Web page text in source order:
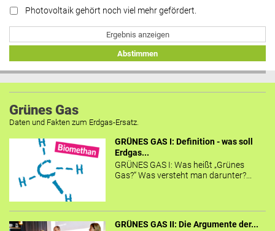
Photovoltaik gehört noch viel mehr gefördert.
Ergebnis anzeigen
Abstimmen
Grünes Gas
Daten und Fakten zum Erdgas-Ersatz.
GRÜNES GAS I: Definition - was soll
Erdgas...
GRÜNES GAS I: Was heißt „Grünes
Gas?“ Was versteht man darunter?...
GRÜNES GAS II: Die Argumente der...